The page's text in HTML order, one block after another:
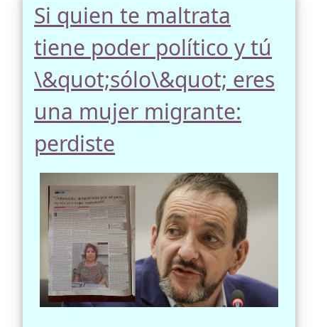
Si quien te maltrata
tiene poder político y tú
\&quot;sólo\&quot; eres
una mujer migrante:
perdiste